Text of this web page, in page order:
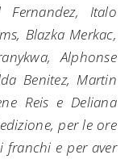
Fernandez, Italo
Blazka Merkac,
Alphonse
Benitez, Martin
Reis e Deliana
per le ore
e per aver